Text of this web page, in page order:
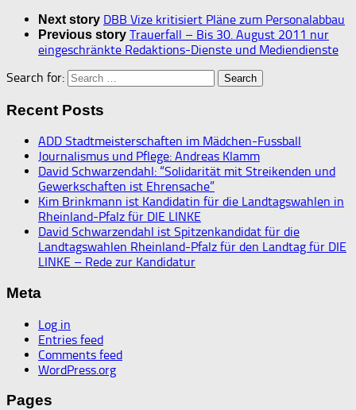
Next story DBB Vize kritisiert Pläne zum Personalabbau
Previous story Trauerfall – Bis 30. August 2011 nur
eingeschränkte Redaktions-Dienste und Mediendienste
Search for:
Recent Posts
ADD Stadtmeisterschaften im Mädchen-Fussball
Journalismus und Pflege: Andreas Klamm
David Schwarzendahl: “Solidarität mit Streikenden und
Gewerkschaften ist Ehrensache”
Kim Brinkmann ist Kandidatin für die Landtagswahlen in
Rheinland-Pfalz für DIE LINKE
David Schwarzendahl ist Spitzenkandidat für die
Landtagswahlen Rheinland-Pfalz für den Landtag für DIE
LINKE – Rede zur Kandidatur
Meta
Log in
Entries feed
Comments feed
WordPress.org
Pages